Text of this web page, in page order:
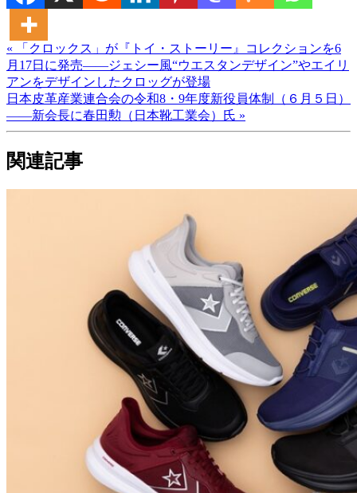
« 「クロックス」が『トイ・ストーリー』コレクションを6
月17日に発売――ジェシー風“ウエスタンデザイン”やエイリ
アンをデザインしたクロッグが登場
日本皮革産業連合会の令和8・9年度新役員体制（６月５日）
――新会長に春田勲（日本靴工業会）氏 »
関連記事